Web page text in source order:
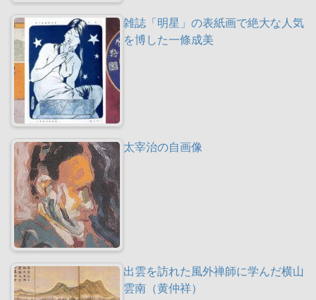
雑誌「明星」の表紙画で絶大な人気
を博した一條成美
太宰治の自画像
出雲を訪れた風外禅師に学んだ横山
雲南（黄仲祥）